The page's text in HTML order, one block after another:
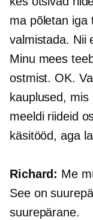
ma põletan iga
valmistada. Nii
Minu mees
ostmist. OK.
kauplused,
meeldi riideid
käsitööd, aga
Richard: Me
See on
suurepärane.